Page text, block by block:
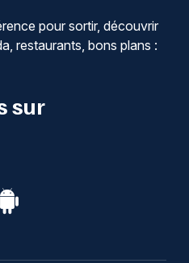
pour sortir, découvrir
restaurants, bons plans :
sur